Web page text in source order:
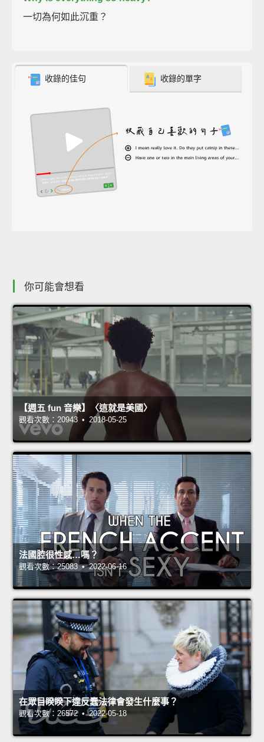
一切為何如此沉重？
收錄的佳句 收錄的單字
你可能會想看
【週五 fun 音樂】〈這就是美國〉
觀看次數：20943 • 2018-05-25
法國腔很性感…嗎？
觀看次數：25083 • 2022-06-16
在眾目睽睽下違反蠢法律會發生什麼事？
觀看次數：26572 • 2022-05-18